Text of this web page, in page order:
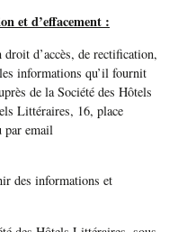
et d’effacement :
droit d’accès, de rectification,
informations qu’il fournit
de la Société des Hôtels
Littéraires, 16, place
email
des informations et